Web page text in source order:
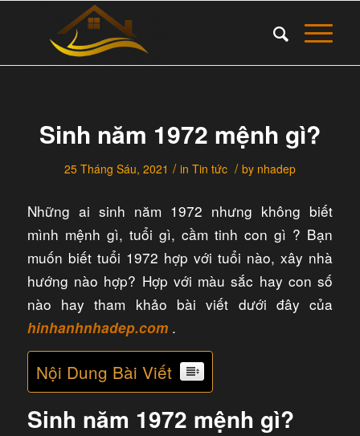
Sinh năm 1972 mệnh gì?
25 Tháng Sáu, 2021 / in Tin tức / by nhadep
Những ai sinh năm 1972 nhưng không biết
mình mệnh gì, tuổi gì, cầm tinh con gì ? Bạn
muốn biết tuổi 1972 hợp với tuổi nào, xây nhà
hướng nào hợp? Hợp với màu sắc hay con số
nào hay tham khảo bài viết dưới đây của
hinhanhnhadep.com.​
Nội Dung Bài Viết
Sinh năm 1972 mệnh gì?